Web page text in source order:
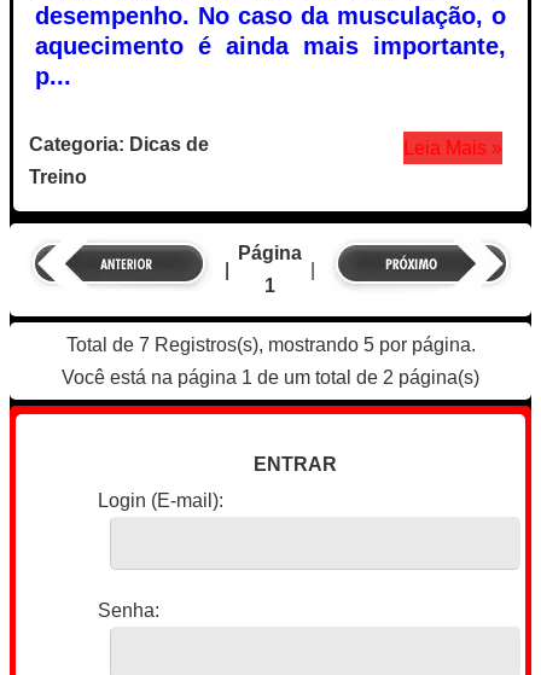
desempenho. No caso da musculação, o
aquecimento é ainda mais importante,
p...
Categoria: Dicas de
Treino
Leia Mais »
Página
1
Total de 7 Registros(s), mostrando 5 por página.
Você está na página 1 de um total de 2 página(s)
ENTRAR
Login (E-mail):
Senha: